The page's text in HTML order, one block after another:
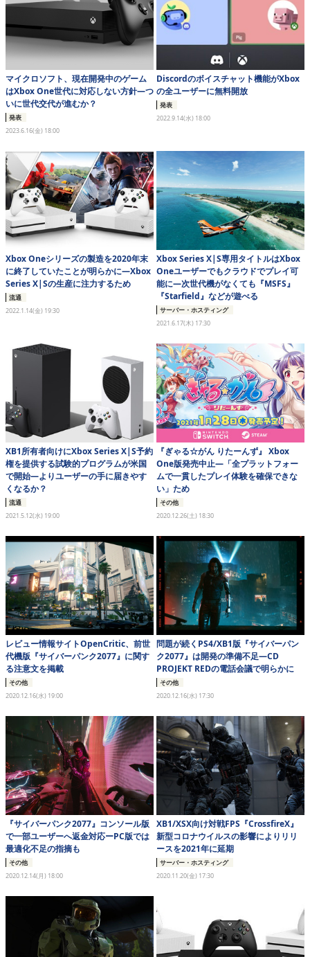
マイクロソフト、現在開発中のゲーム
はXbox One世代に対応しない方針―つ
いに世代交代が進むか？
発表
2023.6.16(金) 18:00
Discordのボイスチャット機能がXbox
の全ユーザーに無料開放
発表
2022.9.14(水) 18:00
Xbox Oneシリーズの製造を2020年末
に終了していたことが明らかに―Xbox
Series X|Sの生産に注力するため
流通
2022.1.14(金) 19:30
Xbox Series X|S専用タイトルはXbox
Oneユーザーでもクラウドでプレイ可
能に―次世代機がなくても『MSFS』
『Starfield』などが遊べる
サーバー・ホスティング
2021.6.17(木) 17:30
XB1所有者向けにXbox Series X|S予約
権を提供する試験的プログラムが米国
で開始―よりユーザーの手に届きやす
くなるか？
流通
2021.5.12(水) 19:00
『ぎゃる☆がん りたーんず』 Xbox
One版発売中止―「全プラットフォー
ムで一貫したプレイ体験を確保できな
い」ため
その他
2020.12.26(土) 18:30
レビュー情報サイトOpenCritic、前世
代機版『サイバーパンク2077』に関す
る注意文を掲載
その他
2020.12.16(水) 19:00
問題が続くPS4/XB1版『サイバーパン
ク2077』は開発の準備不足―CD
PROJEKT REDの電話会議で明らかに
その他
2020.12.16(水) 17:30
『サイバーパンク2077』コンソール版
で一部ユーザーへ返金対応ーPC版では
最適化不足の指摘も
その他
2020.12.14(月) 18:00
XB1/XSX向け対戦FPS『CrossfireX』
新型コロナウイルスの影響によりリリ
ースを2021年に延期
サーバー・ホスティング
2020.11.20(金) 17:30